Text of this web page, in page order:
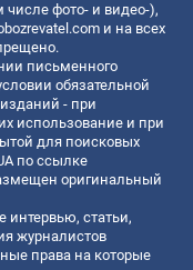
фото- и видео-),
и на всех
письменного
обязательной
- при
использование и при
для поисковых
по ссылке
оригинальный
интервью, статьи,
журналистов
права на которые